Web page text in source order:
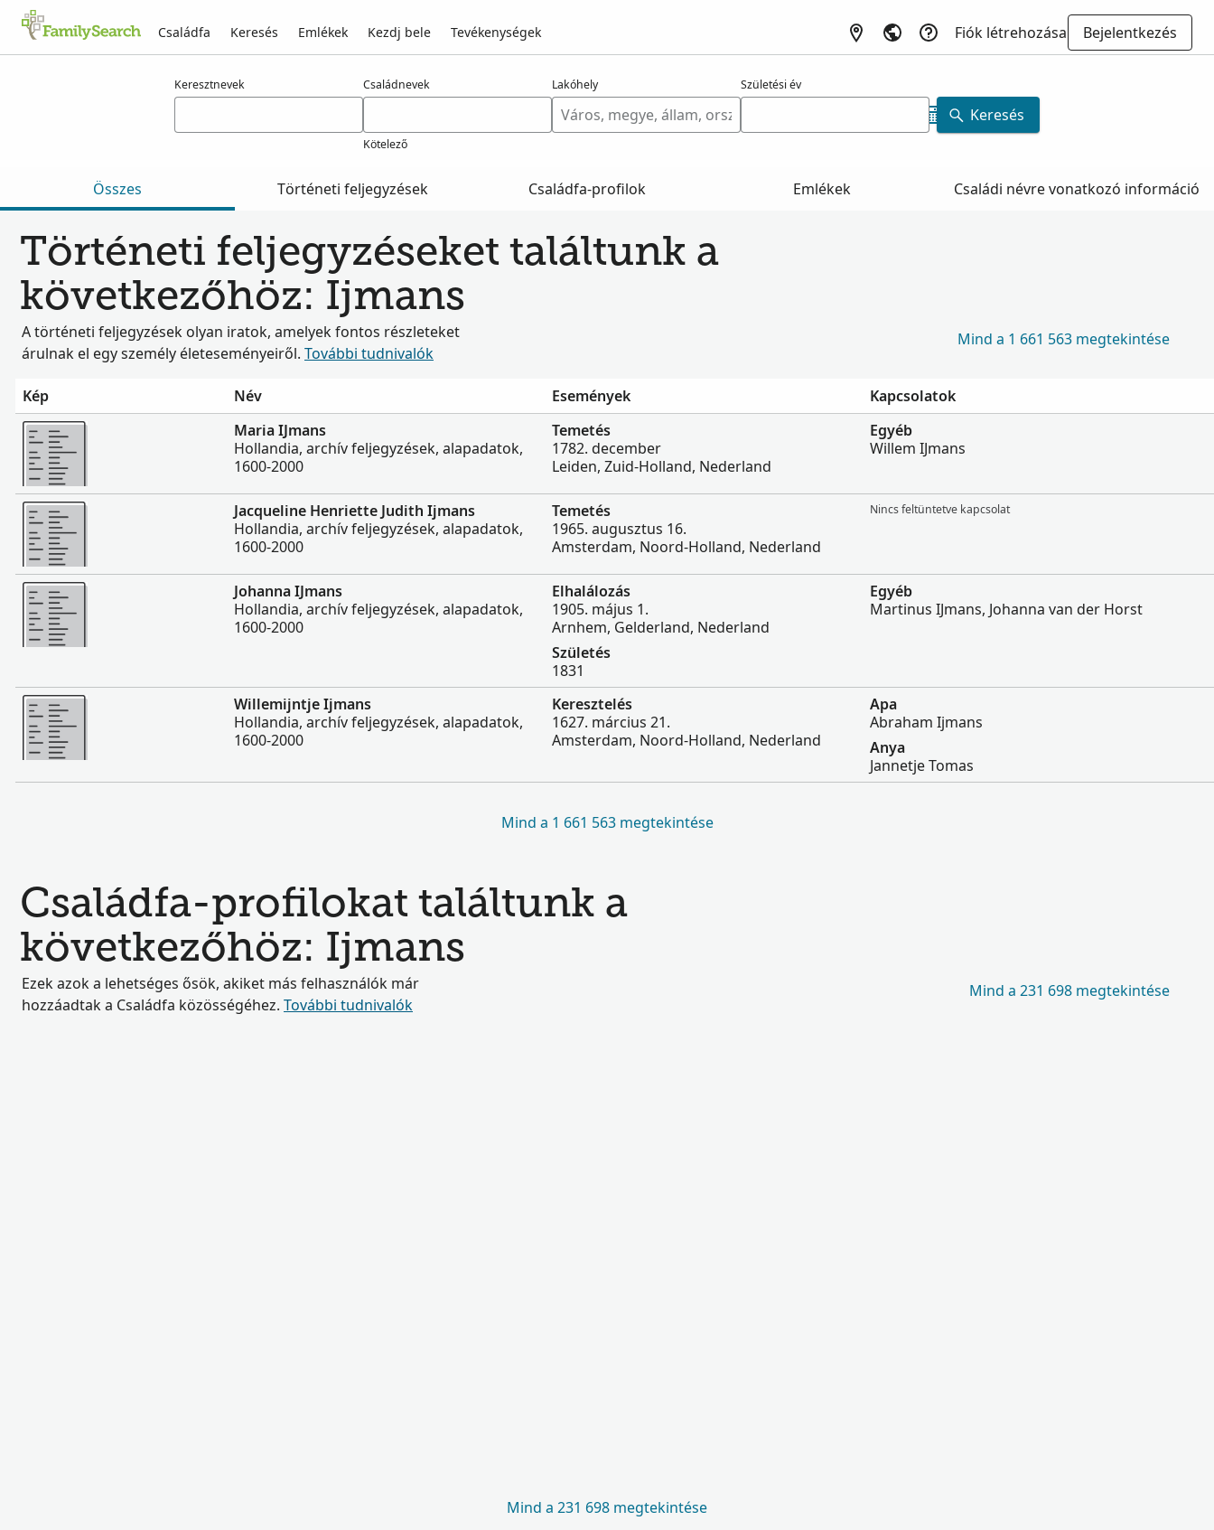
Családfa Keresés Emlékek Kezdj bele Tevékenységek Fiók létrehozása
Bejelentkezés
Keresztnevek Családnevek
Kötelező
Lakóhely Születési év
Keresés
Összes Történeti feljegyzések Családfa-profilok Emlékek Családi névre vonatkozó információ
Történeti feljegyzéseket találtunk a
következőhöz: Ijmans
A történeti feljegyzések olyan iratok, amelyek fontos részleteket
árulnak el egy személy életeseményeiről. További tudnivalók
Mind a 1 661 563 megtekintése
Kép Név Események
Kapcsolatok
Több
Maria IJmans
Hollandia, archív feljegyzések, alapadatok,
1600-2000
Temetés
1782. december
Leiden, Zuid-Holland, Nederland
Egyéb
Willem IJmans
Több
Jacqueline Henriette Judith Ijmans
Hollandia, archív feljegyzések, alapadatok,
1600-2000
Temetés
1965. augusztus 16.
Amsterdam, Noord-Holland, Nederland
Nincs feltüntetve kapcsolat
Több
Johanna IJmans
Hollandia, archív feljegyzések, alapadatok,
1600-2000
Elhalálozás
1905. május 1.
Arnhem, Gelderland, Nederland
Születés
1831
Egyéb
Martinus IJmans, Johanna van der Horst
Több
Willemijntje Ijmans
Hollandia, archív feljegyzések, alapadatok,
1600-2000
Keresztelés
1627. március 21.
Amsterdam, Noord-Holland, Nederland
Apa
Abraham Ijmans
Anya
Jannetje Tomas
Mind a 1 661 563 megtekintése
Családfa-profilokat találtunk a
következőhöz: Ijmans
Ezek azok a lehetséges ősök, akiket más felhasználók már
hozzáadtak a Családfa közösségéhez. További tudnivalók
Mind a 231 698 megtekintése
Mind a 231 698 megtekintése